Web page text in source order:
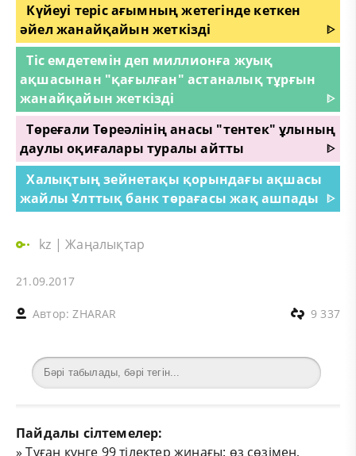
Күйеуі теріс ағымның жетегінде кеткен
әйел жанайқайын жеткізді
ᐈ
Тіс емдетемін деп миллионға жуық
ақшасынан "қағылған" астаналық тұрғын
жанайқайын жеткізді
ᐈ
Төреғали Төреәлінің анасы "тентек" ұлының
даулы оқиғалары туралы айтты
ᐈ
Халықтың зейнетақы қорындағы ақшасы
жайлы Ұлттық банк төрағасы жақ ашпады ᐈ
kz |Жаңалықтар
21.09.2017
Автор:ZHARAR 9 337
Пайдалы сілтемелер:
»Туған күнге 99 тілектер жинағы: өз сөзімен,